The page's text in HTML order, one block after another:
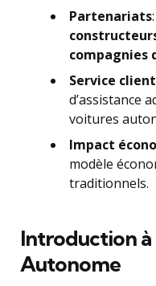
Partenariats
compagnies
Service client
d’assistance
voitures
Impact
modèle
traditionnels.
Introduction à
Autonome